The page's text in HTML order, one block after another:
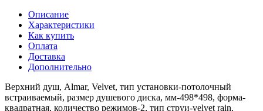
Описание
Характеристики
Как купить
Оплата
Доставка
Дополнительно
Верхний душ, Almar, Velvet, тип установки-потолочный
встраиваемый, размер душевого диска, мм-498*498, форма-
квадратная, количество режимов-2, тип струи-velvet rain,